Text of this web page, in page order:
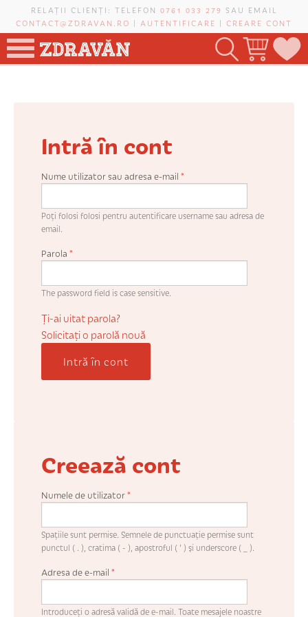
Mergi la conţinutul principal
RELAȚII CLIENȚI: TELEFON 0761 033 279 SAU EMAIL
CONTACT@ZDRAVAN.RO | AUTENTIFICARE | CREARE CONT
VIȚĂ-DE-VIE
Intră în cont
Nume utilizator sau adresa e-mail *
Poți folosi folosi pentru autentificare username sau adresa de
email.
Parola *
The password field is case sensitive.
Ți-ai uitat parola?
Solicitaţi o parolă nouă
Intră în cont
Creează cont
Numele de utilizator*
Spaţiile sunt permise. Semnele de punctuaţie permise sunt
punctul ( . ), cratima ( - ), apostroful ( ' ) şi underscore ( _ ).
Adresa de e-mail *
Introduceţi o adresă validă de e-mail. Toate mesajele noastre